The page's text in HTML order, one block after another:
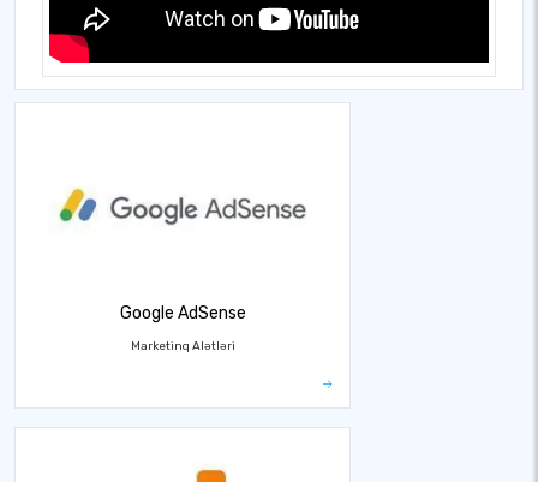
Google AdSense
Marketinq Alətləri